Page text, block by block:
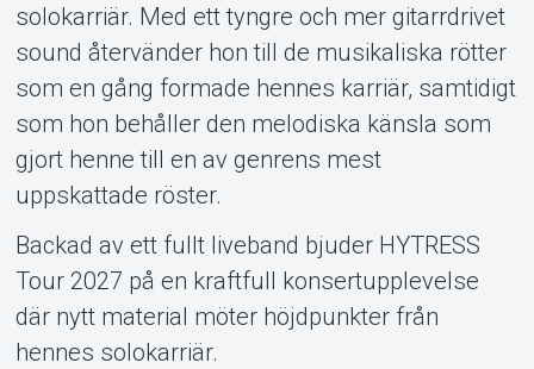
solokarriär. Med ett tyngre och mer gitarrdrivet
sound återvänder hon till de musikaliska rötter
som en gång formade hennes karriär, samtidigt
som hon behåller den melodiska känsla som
gjort henne till en av genrens mest
uppskattade röster.
Backad av ett fullt liveband bjuder HYTRESS
Tour 2027 på en kraftfull konsertupplevelse
där nytt material möter höjdpunkter från
hennes solokarriär.